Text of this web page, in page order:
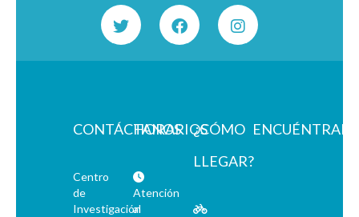
P - Paloma
Pag - Páginas: Para una acción solidaria
PEC - Política. Economía. Cultura.
PP - Pluma y Pincel
QR - La Quinta Rueda
TS - Tribuna Sindical
UL - Unidad y Lucha: Órgano del Comité Central del Partido Socialista
CONTÁCTANOS
Centro
de
Investigación
HORARIOS
Atención
al
¿CÓMO
LLEGAR?